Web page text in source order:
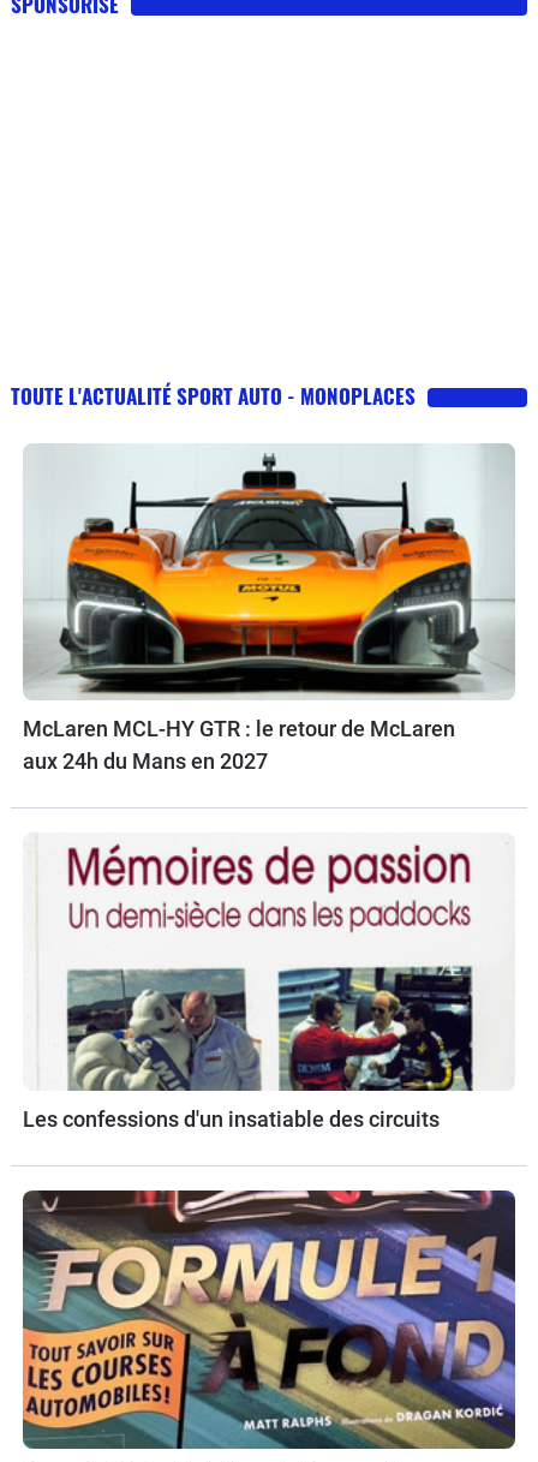
TOUTE L'ACTUALITÉ SPORT AUTO - MONOPLACES
McLaren MCL-HY GTR : le retour de McLaren
aux 24h du Mans en 2027
Les confessions d'un insatiable des circuits